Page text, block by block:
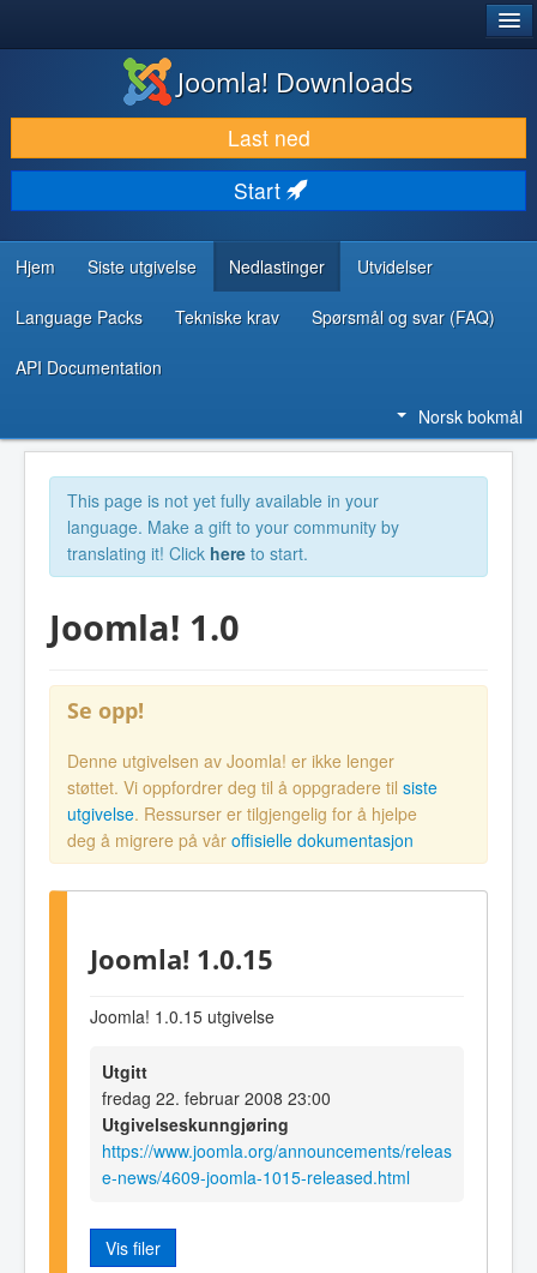
LAST NED & UTVID
OPPDAG & LÆR
SAMFUNN & BRUKERSTØTTE
UTVIKLINGSRESSURSER
Joomla! Downloads
Last ned
Start
Hjem Siste utgivelse Nedlastinger Utvidelser
Language Packs Tekniske krav Spørsmål og svar (FAQ)
API Documentation
Norsk bokmål
This page is not yet fully available in your
language. Make a gift to your community by
translating it! Click here to start.
Joomla! 1.0
Se opp!
Denne utgivelsen av Joomla! er ikke lenger
støttet. Vi oppfordrer deg til å oppgradere til siste
utgivelse. Ressurser er tilgjengelig for å hjelpe
deg å migrere på vår offisielle dokumentasjon
Joomla! 1.0.15
Joomla! 1.0.15 utgivelse
Utgitt
fredag 22. februar 2008 23:00
Utgivelseskunngjøring
https://www.joomla.org/announcements/releas
e-news/4609-joomla-1015-released.html
Vis filer